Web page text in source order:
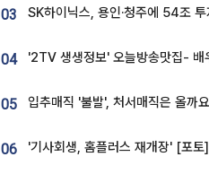
03
04
05
06 '기사회생, 홈플러스 재개장' [포토]